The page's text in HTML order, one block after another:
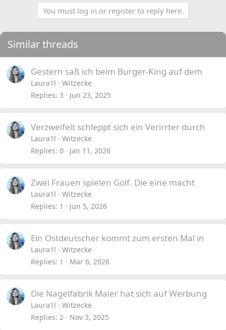
You must log in or register to reply here.
Similar threads
Gestern saß ich beim Burger-King auf dem
Laura1l
Witzecke
Replies 3 Jun 23, 2025
Verzweifelt schleppt sich ein Verirrter durch
Laura1l
Witzecke
Replies 0 Jan 11, 2026
Zwei Frauen spielen Golf. Die eine macht
Laura1l
Witzecke
Replies 1 Jun 5, 2026
Ein Ostdeutscher kommt zum ersten Mal in
Laura1l
Witzecke
Replies 1 Mar 6, 2026
Die Nagelfabrik Maier hat sich auf Werbung
Laura1l
Witzecke
Replies 2 Nov 3, 2025